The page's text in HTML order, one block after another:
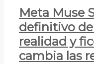
Meta Muse
definitivo
realidad y
cambia las